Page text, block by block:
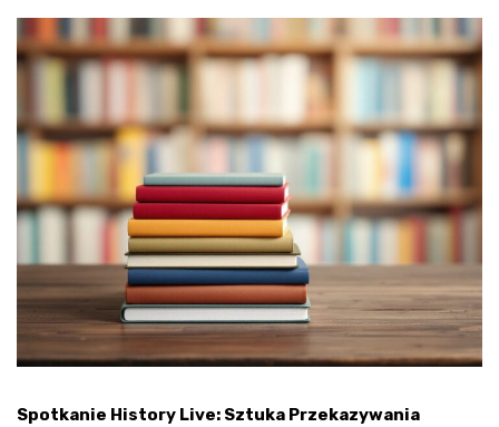
Spotkanie History Live: Sztuka Przekazywania